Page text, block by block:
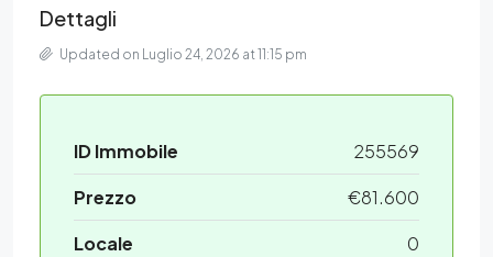
Dettagli
Updated on Luglio 24, 2026 at 11:15 pm
ID Immobile
255569
Prezzo
€81.600
Locale
0